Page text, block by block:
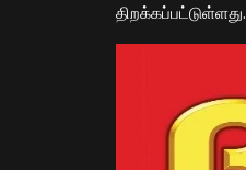
திறக்கப்பட்டுள்ளது.